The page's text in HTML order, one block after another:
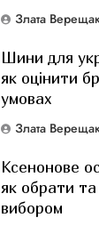
Злата
Шини для
як оцінити
умовах
Злата
Ксенонове
як обрати
вибором